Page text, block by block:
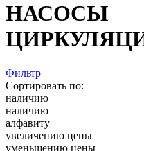
НАСОСЫ
Фильтр
Сортировать по:
наличию
наличию
алфавиту
увеличению цены
уменьшению цены